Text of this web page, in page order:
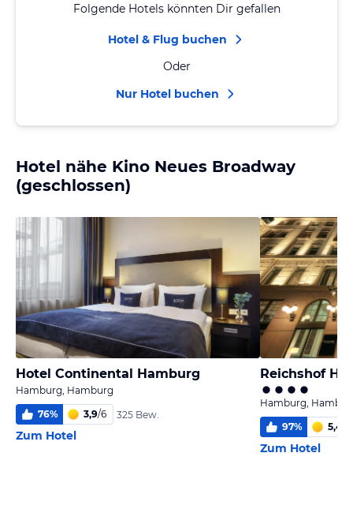
Folgende Hotels könnten Dir gefallen
Hotel & Flug buchen
Oder
Nur Hotel buchen
Hotel nähe Kino Neues Broadway
(geschlossen)
Hotel Continental Hamburg
Hamburg, Hamburg
76% 3,9/6 325 Bew.
Zum Hotel
Reichshof
Hamburg,
97% 5,4
Zum Hotel